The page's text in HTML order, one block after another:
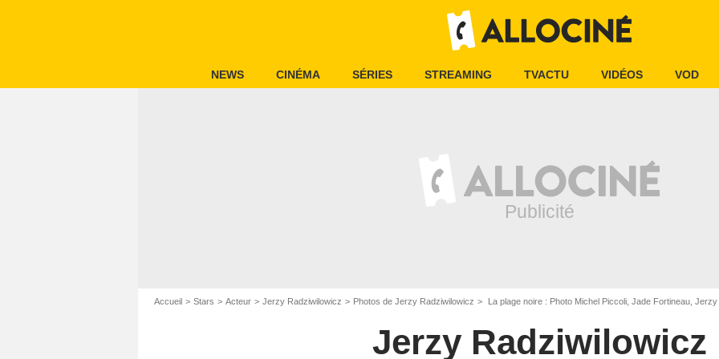
NEWS CINÉMA SÉRIES STREAMING TVACTU VIDÉOS VOD
Accueil Stars Acteur Jerzy Radziwilowicz Photos de Jerzy Radziwilowicz La plage noire : Photo Michel Piccoli, Jade Fortineau,
Jerzy Radziwilowicz